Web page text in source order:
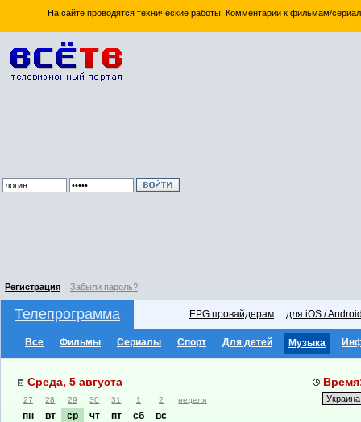
На сайте проводятся технические работы. Комментарии к фильмам/
Регистрация Забыли пароль?
Телепрограмма EPG провайдерам для iOS /
Все Фильмы Сериалы Спорт Для детей Музыка
Среда, 5 августа
27 28 29 30 31 1 2 неделя
пн вт ср чт пт сб вс